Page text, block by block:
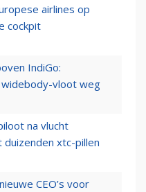
airlines op
cockpit
IndiGo:
vloot weg
na vlucht
duizenden xtc-pillen
CEO’s voor